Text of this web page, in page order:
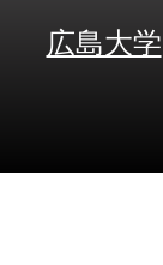
広島大学